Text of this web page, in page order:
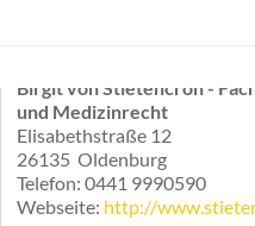
Birgit von Stietencron -
und Medizinrecht
Elisabethstraße 12
26135 Oldenburg
Telefon:0441 9990590
Webseite: http://